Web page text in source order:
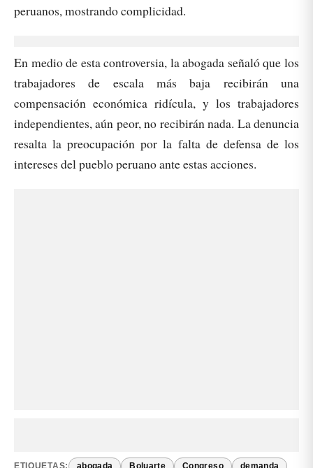
peruanos, mostrando complicidad.
En medio de esta controversia, la abogada señaló que los
trabajadores de escala más baja recibirán una
compensación económica ridícula, y los trabajadores
independientes, aún peor, no recibirán nada. La denuncia
resalta la preocupación por la falta de defensa de los
intereses del pueblo peruano ante estas acciones.
ETIQUETAS: abogada Boluarte Congreso demanda